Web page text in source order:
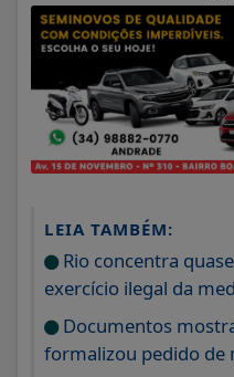
LEIA TAMBÉM:
Rio concentra
exercício ilegal da
Documentos
formalizou pedido de